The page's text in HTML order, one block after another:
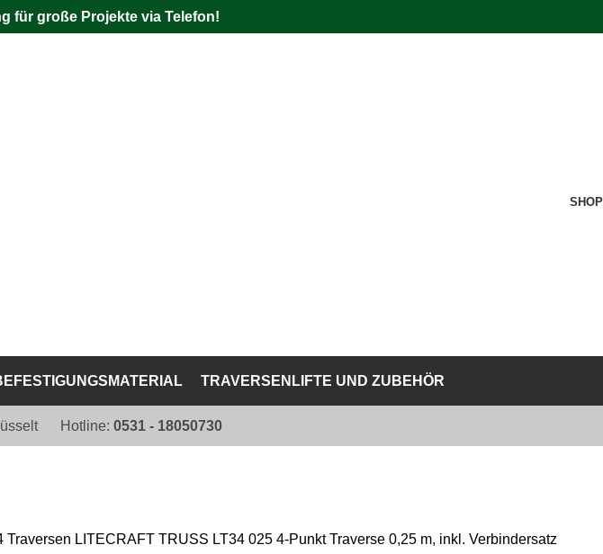
für große Projekte via Telefon!
SHOP
TRAVERSENLIFTE UND ZUBEHÖR
Hotline: 0531 - 18050730
Traversen LITECRAFT TRUSS LT34 025 4-Punkt Traverse 0,25 m, inkl. Verbindersatz